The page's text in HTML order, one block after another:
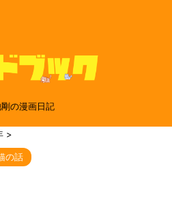
の漫画日記
>
の話